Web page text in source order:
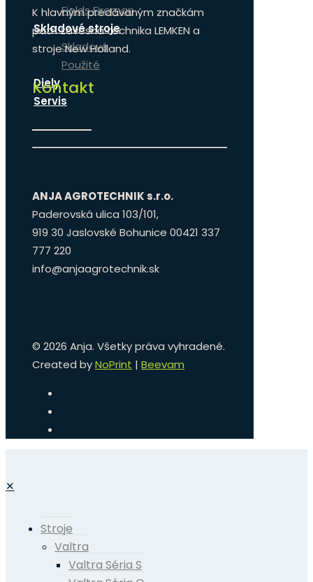
Fields Fireman
Skladové stroje
Skladové
Použité
Diely
Servis
K hlavným predávaným značkám
patrí závesná technika LEMKEN a
stroje New Holland.
Kontakt
ANJA AGROTECHNIK s.r.o.
Paderovská ulica 103/101,
919 30 Jaslovské Bohunice 00421 337
777 220
info@anjaagrotechnik.sk
© 2026 Anja. Všetky práva vyhradené.
Created byNoPrint | Beevam
✕
Stroje
Valtra
Valtra Séria S